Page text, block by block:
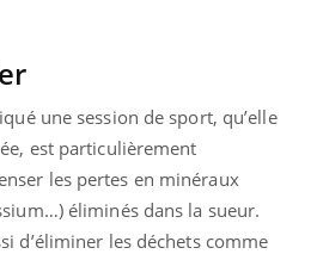
une session de sport, qu’elle
est particulièrement
les pertes en minéraux
éliminés dans la sueur.
d’éliminer les déchets comme